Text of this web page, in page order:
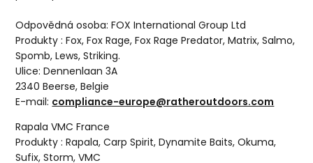
Odpovědná osoba: FOX International Group Ltd
Produkty : Fox, Fox Rage, Fox Rage Predator, Matrix, Salmo,
Spomb, Lews, Striking.
Ulice: Dennenlaan 3A
2340 Beerse, Belgie
E-mail: compliance-europe@ratheroutdoors.com
Rapala VMC France
Produkty : Rapala, Carp Spirit, Dynamite Baits, Okuma,
Sufix, Storm, VMC